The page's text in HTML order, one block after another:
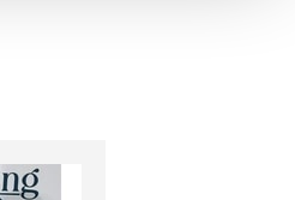
diese Informationen
Rahmen Ihrer Nutzung